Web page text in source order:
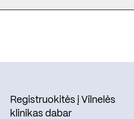
Registruokitės į Vilnelės
klinikas dabar